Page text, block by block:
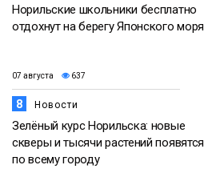
Норильские школьники бесплатно
отдохнут на берегу Японского моря
07 августа 637
8 Новости
Зелёный курс Норильска: новые
скверы и тысячи растений появятся
по всему городу